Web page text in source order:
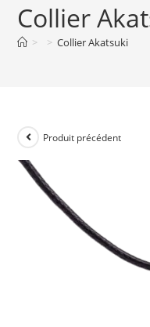
Collier
> > Collier Akatsuki
Produit précédent